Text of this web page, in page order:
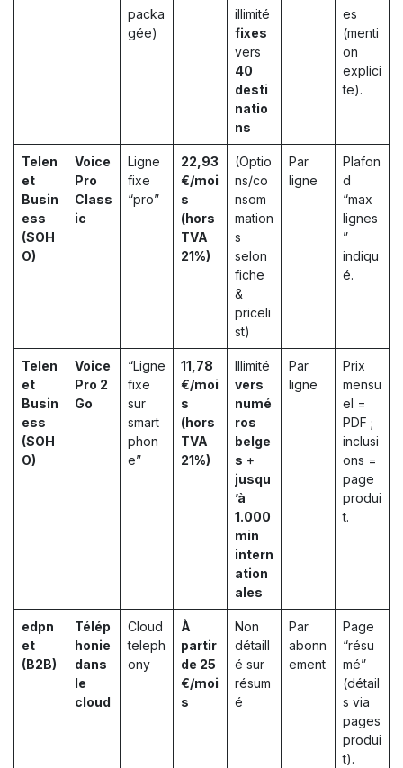
packa
gée)
illimité
fixes
vers
40
desti
natio
ns
es
(menti
on
explici
te).
Telen
et
Busin
ess
(SOH
O)
Voice
Pro
Class
ic
Ligne
fixe
“pro”
22,93
€/moi
s
(hors
TVA
21%)
(Optio
ns/co
nsom
mation
s
selon
fiche
&
priceli
st)
Par
ligne
Plafon
d
“max
lignes
”
indiqu
é.
Telen
et
Busin
ess
(SOH
O)
Voice
Pro 2
Go
“Ligne
fixe
sur
smart
phon
e”
11,78
€/moi
s
(hors
TVA
21%)
Illimité
vers
numé
ros
belge
s +
jusqu
’à
1.000
min
intern
ation
ales
Par
ligne
Prix
mensu
el =
PDF ;
inclusi
ons =
page
produi
t.
edpn
et
(B2B)
Télép
honie
dans
le
cloud
Cloud
teleph
ony
À
partir
de 25
€/moi
s
Non
détaill
é sur
résum
é
Par
abonn
ement
Page
“résu
mé”
(détail
s via
pages
produi
t).